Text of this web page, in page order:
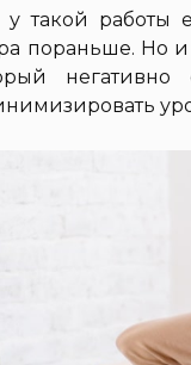
у такой
пораньше.
негативно